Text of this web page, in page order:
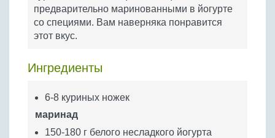
Бобовые
Яйца
предварительно маринованными в йогурте
со специями. Вам наверняка понравится
этот вкус.
Ингредиенты
6-8 куриных ножек
маринад
150-180 г белого несладкого йогурта